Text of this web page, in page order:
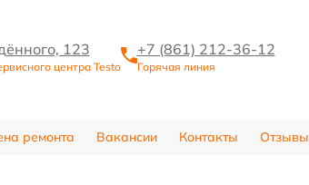
123
центра Testo
+7 (861) 212-36-12
Горячая линия
ремонта Вакансии Контакты Отзывы